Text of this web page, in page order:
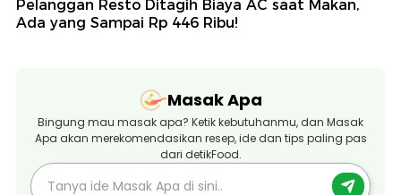
Pelanggan Resto Ditagih Biaya AC saat Makan,
Ada yang Sampai Rp 446 Ribu!
Masak Apa
Bingung mau masak apa? Ketik kebutuhanmu, dan Masak
Apa akan merekomendasikan resep, ide dan tips paling pas
dari detikFood.